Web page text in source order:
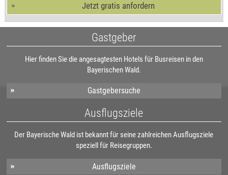
Jetzt gratis anfordern
Gastgeber
Hier finden Sie die angesagtesten Hotels für Busreisen in den
Bayerischen Wald.
Gastgebersuche
Ausflugsziele
Der Bayerische Wald ist bekannt für seine zahlreichen Ausflugsziele
speziell für Reisegruppen.
Ausflugsziele